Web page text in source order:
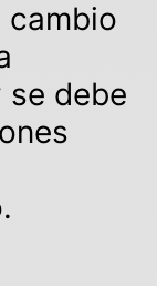
cambio
debe